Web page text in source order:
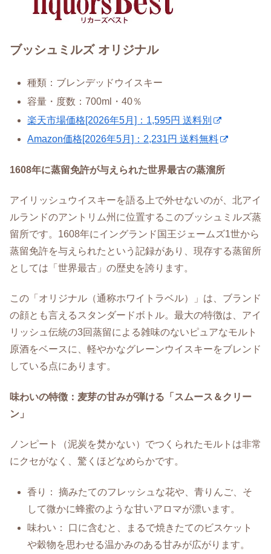
ブッシュミルズ オリジナル
種類：ブレンデッドウイスキー
容量・度数：700ml・40％
楽天市場価格[2026年5月]：1,595円 送料別
Amazon価格[2026年5月]：2,231円 送料無料
1608年に蒸留免許が与えられた世界最古の蒸溜所
アイリッシュウイスキーを語る上で外せないのが、北アイ
ルランドのアントリム州に位置するこのブッシュミルズ蒸
留所です。1608年にイングランド国王ジェームズ1世から
蒸留免許を与えられたという記録があり、現存する蒸留所
としては「世界最古」の歴史を誇ります。
この「オリジナル（通称ホワイトラベル）」は、ブランド
の顔とも言えるスタンダードボトル。最大の特徴は、アイ
リッシュ伝統の3回蒸留による雑味のないピュアなモルト
原酒をベースに、軽やかなグレーンウイスキーをブレンド
している点にあります。
味わいの特徴：麦芽の甘みが弾ける「スムース＆クリー
ン」
ノンピート（泥炭を焚かない）でつくられたモルトは非常
にクセがなく、驚くほどなめらかです。
香り： 摘みたてのフレッシュな花や、青りんご、そ
して微かに蜂蜜のような甘いアロマが漂います。
味わい： 口に含むと、まるで焼きたてのビスケット
や穀物を思わせる温かみのある甘みが広がります。